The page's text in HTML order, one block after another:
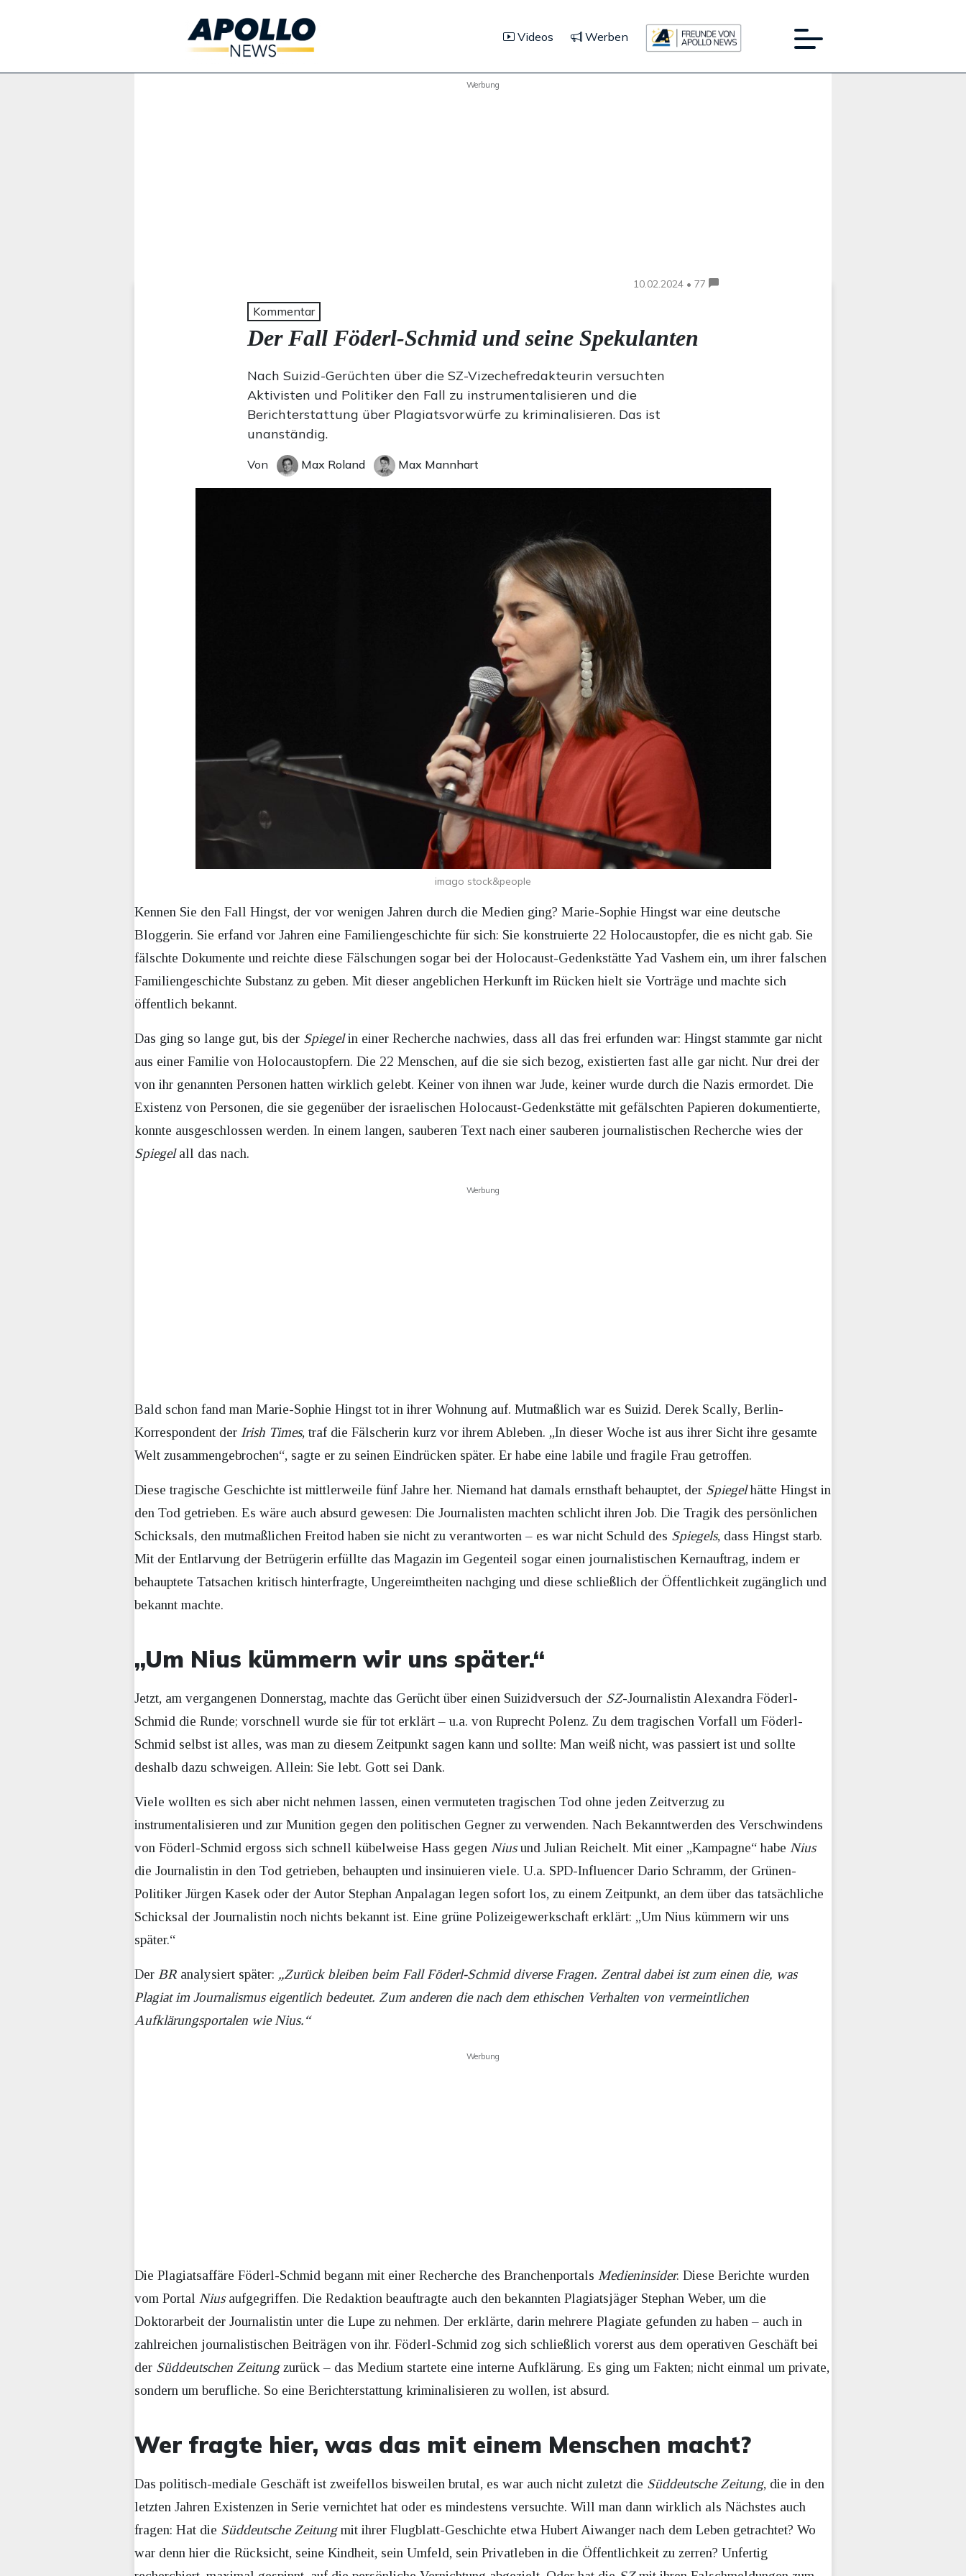
Videos Werben
Werbung
10.02.2024 • 77
Kommentar
Der Fall Föderl-Schmid und seine Spekulanten
Nach Suizid-Gerüchten über die SZ-Vizechefredakteurin versuchten
Aktivisten und Politiker den Fall zu instrumentalisieren und die
Berichterstattung über Plagiatsvorwürfe zu kriminalisieren. Das ist
unanständig.
Von Max Roland Max Mannhart
imago stock&people
Kennen Sie den Fall Hingst, der vor wenigen Jahren durch die Medien ging? Marie-Sophie Hingst war eine deutsche
Bloggerin. Sie erfand vor Jahren eine Familiengeschichte für sich: Sie konstruierte 22 Holocaustopfer, die es nicht gab. Sie
fälschte Dokumente und reichte diese Fälschungen sogar bei der Holocaust-Gedenkstätte Yad Vashem ein, um ihrer falschen
Familiengeschichte Substanz zu geben. Mit dieser angeblichen Herkunft im Rücken hielt sie Vorträge und machte sich
öffentlich bekannt.
Das ging so lange gut, bis der Spiegelin einer Recherche nachwies, dass all das frei erfunden war: Hingst stammte gar nicht
aus einer Familie von Holocaustopfern. Die 22 Menschen, auf die sie sich bezog, existierten fast alle gar nicht. Nur drei der
von ihr genannten Personen hatten wirklich gelebt. Keiner von ihnen war Jude, keiner wurde durch die Nazis ermordet. Die
Existenz von Personen, die sie gegenüber der israelischen Holocaust-Gedenkstätte mit gefälschten Papieren dokumentierte,
konnte ausgeschlossen werden. In einem langen, sauberen Text nach einer sauberen journalistischen Recherche wies der
Spiegelall das nach.
Werbung
Bald schon fand man Marie-Sophie Hingst tot in ihrer Wohnung auf. Mutmaßlich war es Suizid. Derek Scally, Berlin-
Korrespondent der Irish Times, traf die Fälscherin kurz vor ihrem Ableben. „In dieser Woche ist aus ihrer Sicht ihre gesamte
Welt zusammengebrochen“, sagte er zu seinen Eindrücken später. Er habe eine labile und fragile Frau getroffen.
Diese tragische Geschichte ist mittlerweile fünf Jahre her. Niemand hat damals ernsthaft behauptet, der Spiegelhätte Hingst in
den Tod getrieben. Es wäre auch absurd gewesen: Die Journalisten machten schlicht ihren Job. Die Tragik des persönlichen
Schicksals, den mutmaßlichen Freitod haben sie nicht zu verantworten – es war nicht Schuld des Spiegels, dass Hingst starb.
Mit der Entlarvung der Betrügerin erfüllte das Magazin im Gegenteil sogar einen journalistischen Kernauftrag, indem er
behauptete Tatsachen kritisch hinterfragte, Ungereimtheiten nachging und diese schließlich der Öffentlichkeit zugänglich und
bekannt machte.
„Um Nius kümmern wir uns später.“
Jetzt, am vergangenen Donnerstag, machte das Gerücht über einen Suizidversuch der SZ-Journalistin Alexandra Föderl-
Schmid die Runde; vorschnell wurde sie für tot erklärt – u.a. von Ruprecht Polenz. Zu dem tragischen Vorfall um Föderl-
Schmid selbst ist alles, was man zu diesem Zeitpunkt sagen kann und sollte: Man weiß nicht, was passiert ist und sollte
deshalb dazu schweigen. Allein: Sie lebt. Gott sei Dank.
Viele wollten es sich aber nicht nehmen lassen, einen vermuteten tragischen Tod ohne jeden Zeitverzug zu
instrumentalisieren und zur Munition gegen den politischen Gegner zu verwenden. Nach Bekanntwerden des Verschwindens
von Föderl-Schmid ergoss sich schnell kübelweise Hass gegen Niusund Julian Reichelt. Mit einer „Kampagne“ habe Nius
die Journalistin in den Tod getrieben, behaupten und insinuieren viele. U.a. SPD-Influencer Dario Schramm, der Grünen-
Politiker Jürgen Kasek oder der Autor Stephan Anpalagan legen sofort los, zu einem Zeitpunkt, an dem über das tatsächliche
Schicksal der Journalistin noch nichts bekannt ist. Eine grüne Polizeigewerkschaft erklärt: „Um Nius kümmern wir uns
später.“
Der BR analysiert später: „Zurück bleiben beim Fall Föderl-Schmid diverse Fragen. Zentral dabei ist zum einen die, was
Plagiat im Journalismus eigentlich bedeutet. Zum anderen die nach dem ethischen Verhalten von vermeintlichen
Aufklärungsportalen wie Nius.“
Werbung
Die Plagiatsaffäre Föderl-Schmid begann mit einer Recherche des Branchenportals Medieninsider. Diese Berichte wurden
vom Portal Niusaufgegriffen. Die Redaktion beauftragte auch den bekannten Plagiatsjäger Stephan Weber, um die
Doktorarbeit der Journalistin unter die Lupe zu nehmen. Der erklärte, darin mehrere Plagiate gefunden zu haben – auch in
zahlreichen journalistischen Beiträgen von ihr. Föderl-Schmid zog sich schließlich vorerst aus dem operativen Geschäft bei
der Süddeutschen Zeitungzurück – das Medium startete eine interne Aufklärung. Es ging um Fakten; nicht einmal um private,
sondern um berufliche. So eine Berichterstattung kriminalisieren zu wollen, ist absurd.
Wer fragte hier, was das mit einem Menschen macht?
Das politisch-mediale Geschäft ist zweifellos bisweilen brutal, es war auch nicht zuletzt die Süddeutsche Zeitung, die in den
letzten Jahren Existenzen in Serie vernichtet hat oder es mindestens versuchte. Will man dann wirklich als Nächstes auch
fragen: Hat die Süddeutsche Zeitungmit ihrer Flugblatt-Geschichte etwa Hubert Aiwanger nach dem Leben getrachtet? Wo
war denn hier die Rücksicht, seine Kindheit, sein Umfeld, sein Privatleben in die Öffentlichkeit zu zerren? Unfertig